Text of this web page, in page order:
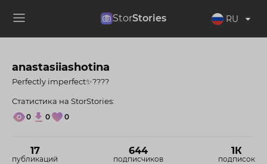
StorStories RU
anastasiiashotina
17
публикаций
644
подписчиков
1К
подписок
Perfectly imperfect✨????
Статистика на StorStories:
0 0 0